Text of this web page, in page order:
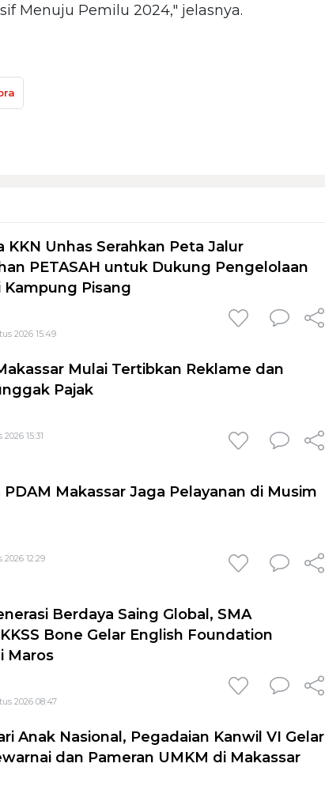
Menuju Pemilu 2024," jelasnya.
KKN Unhas Serahkan Peta Jalur
PETASAH untuk Dukung Pengelolaan
Kampung Pisang
2026 15:49
Mulai Tertibkan Reklame dan
Pajak
15:31
Makassar Jaga Pelayanan di Musim
12:29
Berdaya Saing Global, SMA
Bone Gelar English Foundation
Maros
2026 08:47
Anak Nasional, Pegadaian Kanwil VI Gelar
dan Pameran UMKM di Makassar